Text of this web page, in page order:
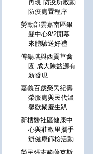
再現 防疫所啟動
防疫處置程序
勞動部雲嘉南區銀
髮中心9/2開幕
來體驗送好禮
傅錫琪與西貢草禽
園 成大陳益源有
新發現
嘉義百歲榮民紀壽
榮服處與民代溫
馨歡聚慶生趴
新樓醫社區健康中
心與莊敬里攜手
辦健康篩檢活動
榮民張志範薩克斯